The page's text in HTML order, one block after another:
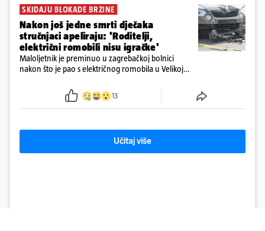
SKIDAJU BLOKADE BRZINE
Nakon još jedne smrti dječaka
stručnjaci apeliraju: 'Roditelji,
električni romobili nisu igračke'
Maloljetnik je preminuo u zagrebačkoj bolnici
nakon što je pao s električnog romobila u Velikoj
13
Učitaj više